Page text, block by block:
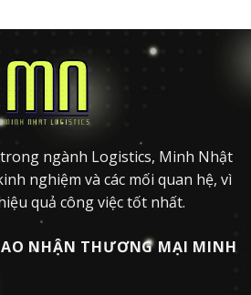
ngành Logistics, Minh Nhật
nghiệm và các mối quan hệ, vì
quả công việc tốt nhất.
NHẬN THƯƠNG MẠI MINH